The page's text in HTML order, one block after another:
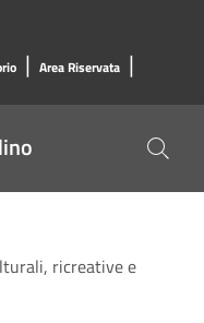
| Area Riservata |
ricreative e